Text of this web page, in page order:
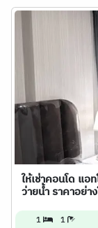
ให้เช่าคอนโด แอ
ว่ายน้ำ ราคาอย่า
1 1